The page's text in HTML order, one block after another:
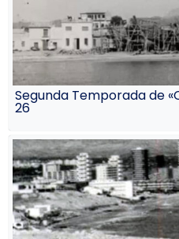
Segunda Temporada de
26